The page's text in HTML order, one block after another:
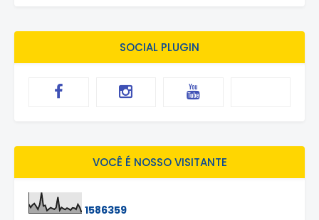
SOCIAL PLUGIN
VOCÊ É NOSSO VISITANTE
1586359